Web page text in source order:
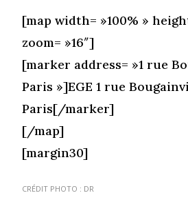
[map width= »100% »
zoom= »16″]
[marker address= »1 rue
Paris »]EGE 1 rue
Paris[/marker]
[/map]
[margin30]
CRÉDIT PHOTO : DR